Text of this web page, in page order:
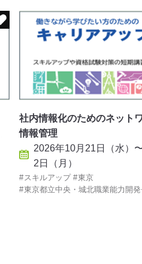
社内情報化のためのネット
情報管理
2026年10月21日（水）
2日（月）
スキルアップ
東京
東京都立中央・城北職業能力開